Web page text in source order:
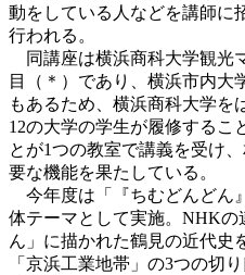
動をしている人などを講師に
行われる。
同講座は横浜商科大学観光
目（＊）であり、横浜市内大
もあるため、横浜商科大学を
12の大学の学生が履修するこ
とが1つの教室で講義を受け
要な機能を果たしている。
今年度は「『ちむどんどん
体テーマとして実施。NHK
ん」に描かれた鶴見の近代史
「京浜工業地帯」の3つの切